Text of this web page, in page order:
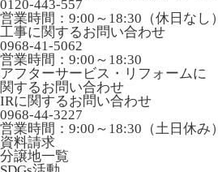
0120-443-557
営業時間：9:00～18:30（休日なし）
工事に関するお問い合わせ
0968-41-5062
営業時間：9:00～18:30
アフターサービス・リフォームに
関するお問い合わせ
IRに関するお問い合わせ
0968-44-3227
営業時間：9:00～18:30（土日休み）
資料請求
分譲地一覧